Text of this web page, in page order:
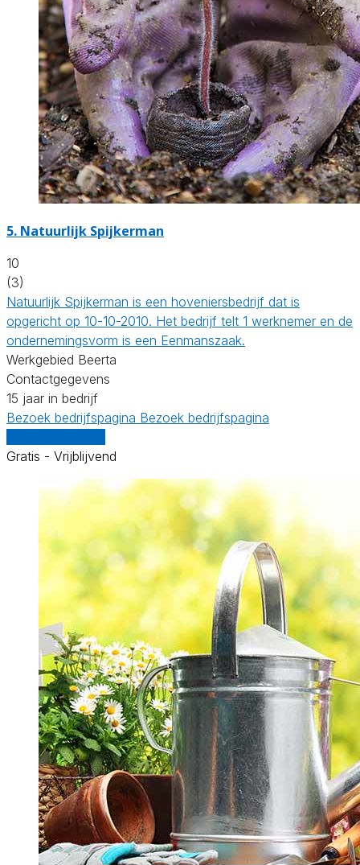
5. Natuurlijk Spijkerman
10
(3)
Natuurlijk Spijkerman is een hoveniersbedrijf dat is
opgericht op 10-10-2010. Het bedrijf telt 1 werknemer en de
ondernemingsvorm is een Eenmanszaak.
Werkgebied Beerta
Contactgegevens
15 jaar in bedrijf
Bezoek bedrijfspagina Bezoek bedrijfspagina
Gratis - Vrijblijvend